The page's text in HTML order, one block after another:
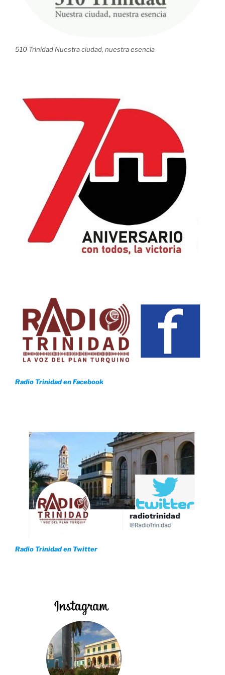
510 Trinidad Nuestra ciudad, nuestra esencia
Radio Trinidad en Facebook
Radio Trinidad en Twitter